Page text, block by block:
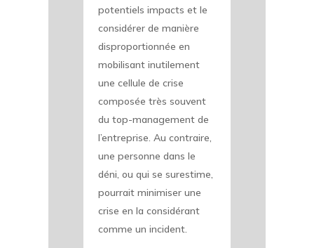
potentiels impacts et le
considérer de manière
disproportionnée en
mobilisant inutilement
une cellule de crise
composée très souvent
du top-management de
l’entreprise. Au contraire,
une personne dans le
déni, ou qui se surestime,
pourrait minimiser une
crise en la considérant
comme un incident.